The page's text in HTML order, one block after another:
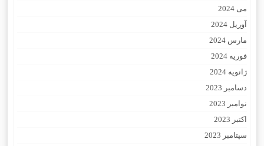
می 2024
آوریل 2024
مارس 2024
فوریه 2024
ژانویه 2024
دسامبر 2023
نوامبر 2023
اکتبر 2023
سپتامبر 2023